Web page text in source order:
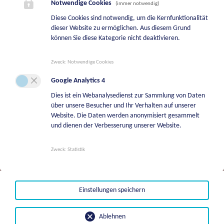
Bereitschaftsdienst Bauhof
+43 664 5244747
Bereitschaftsdienste Tierkörperverwertung
+43 664 8542108
Bereitschaftsdienst Liegenschaftsverwaltung
Notwendige Cookies (immer notwendig)
Diese Cookies sind notwendig, um die Kernfunktionalität
dieser Website zu ermöglichen. Aus diesem Grund
können Sie diese Kategorie nicht deaktivieren.
Zweck: Notwendige Cookies
Google Analytics 4
Dies ist ein Webanalysedienst zur Sammlung von Daten
über unsere Besucher und Ihr Verhalten auf unserer
Website. Die Daten werden anonymisiert gesammelt
und dienen der Verbesserung unserer Website.
Zweck: Statistik
Ablehnen
Einstellungen speichern